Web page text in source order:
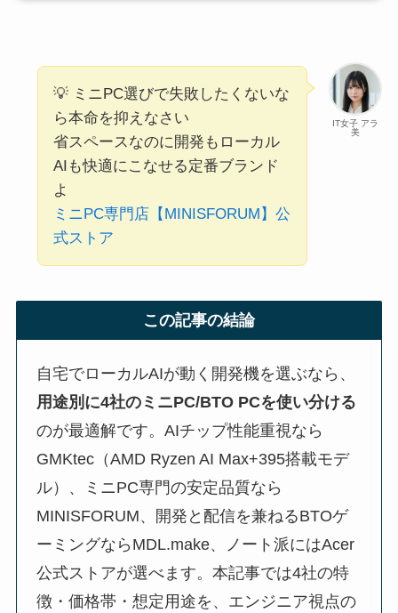
IT女子 アラ
美
💡 ミニPC選びで失敗したくないな
ら本命を抑えなさい
省スペースなのに開発もローカル
AIも快適にこなせる定番ブランド
よ
ミニPC専門店【MINISFORUM】公
式ストア
この記事の結論
自宅でローカルAIが動く開発機を選ぶなら、
用途別に4社のミニPC/BTO PCを使い分ける
のが最適解です。AIチップ性能重視なら
GMKtec（AMD Ryzen AI Max+395搭載モデ
ル）、ミニPC専門の安定品質なら
MINISFORUM、開発と配信を兼ねるBTOゲ
ーミングならMDL.make、ノート派にはAcer
公式ストアが選べます。本記事では4社の特
徴・価格帯・想定用途を、エンジニア視点の